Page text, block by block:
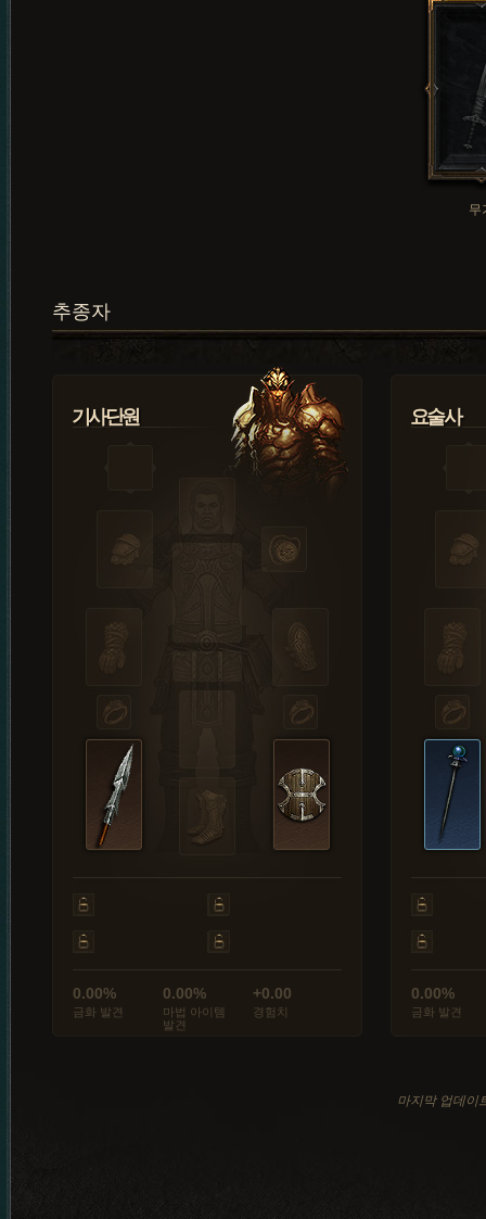
무
추종자
기사단원
0.00%
금화 발견
0.00%
마법 아이템
발견
+0.00
경험치
요술사
0.00%
금화 발견
마지막 업데이